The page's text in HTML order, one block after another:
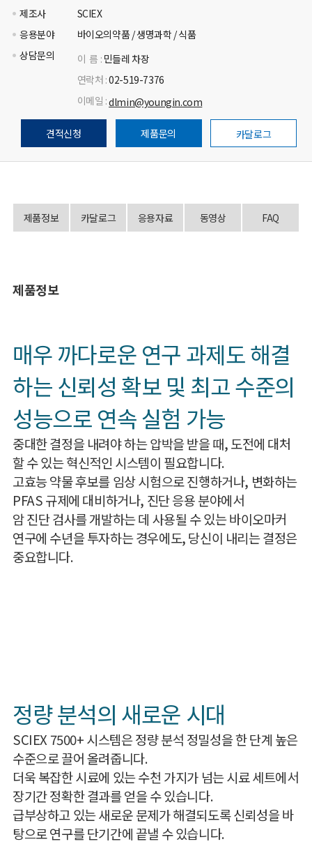
제조사
SCIEX
응용분야
바이오의약품 / 생명과학 / 식품
상담문의
이 름 : 민들레 차장
연락처 :02-519-7376
이메일 :dlmin@youngin.com
견적신청 제품문의 카달로그
제품정보 카달로그 응용자료 동영상 FAQ
제품정보
매우 까다로운 연구 과제도 해결
하는 신뢰성 확보 및 최고 수준의
성능으로 연속 실험 가능
중대한 결정을 내려야 하는 압박을 받을 때, 도전에 대처
할 수 있는 혁신적인 시스템이 필요합니다.
고효능 약물 후보를 임상 시험으로 진행하거나, 변화하는
PFAS 규제에 대비하거나, 진단 응용 분야에서
암 진단 검사를 개발하는 데 사용될 수 있는 바이오마커
연구에 수년을 투자하는 경우에도, 당신이 내리는 결정은
중요합니다.
정량 분석의 새로운 시대
SCIEX 7500+ 시스템은 정량 분석 정밀성을 한 단계 높은
수준으로 끌어 올려줍니다.
더욱 복잡한 시료에 있는 수천 가지가 넘는 시료 세트에서
장기간 정확한 결과를 얻을 수 있습니다.
급부상하고 있는 새로운 문제가 해결되도록 신뢰성을 바
탕으로 연구를 단기간에 끝낼 수 있습니다.